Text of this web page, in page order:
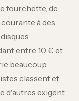
fourchette, de
à des
entre 10 € et
beaucoup
classent et
d'autres exigent